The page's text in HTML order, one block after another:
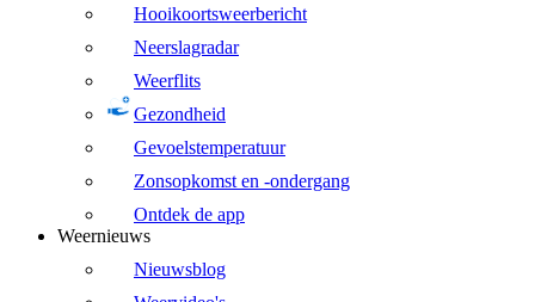
Hooikoortsweerbericht
Neerslagradar
Weerflits
Gezondheid
Gevoelstemperatuur
Zonsopkomst en -ondergang
Ontdek de app
Weernieuws
Nieuwsblog